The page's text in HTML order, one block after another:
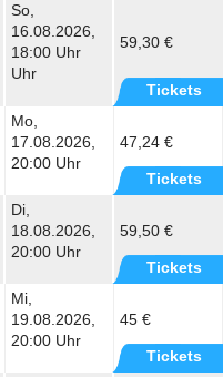
So,
16.08.2026,
18:00 Uhr
Uhr
59,30 €
Tickets
Mo,
17.08.2026,
20:00 Uhr
47,24 €
Tickets
Di,
18.08.2026,
20:00 Uhr
59,50 €
Tickets
Mi,
19.08.2026,
20:00 Uhr
45 €
Tickets